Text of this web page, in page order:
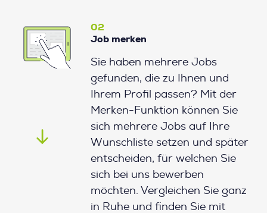
02
Job merken
Sie haben mehrere Jobs
gefunden, die zu Ihnen und
Ihrem Profil passen? Mit der
Merken-Funktion können Sie
sich mehrere Jobs auf Ihre
Wunschliste setzen und später
entscheiden, für welchen Sie
sich bei uns bewerben
möchten. Vergleichen Sie ganz
in Ruhe und finden Sie mit